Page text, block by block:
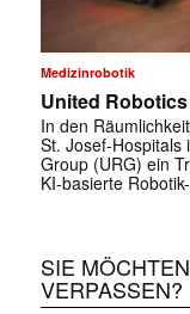
Medizinrobotik
United
In den
St. Josef-Hospitals
Group (URG) ein
KI-basierte
SIE
VERPASSEN?